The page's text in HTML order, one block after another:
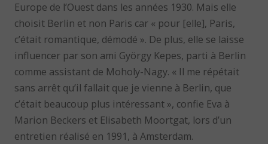
Europe de l’Ouest dans les années 1930. Mais elle
choisit Berlin et non Paris car « pour [elle], Paris,
c’était romantique, démodé ». De plus, elle se laisse
influencer par son ami György Kepes, parti à Berlin
comme assistant de Moholy-Nagy. « Il me répétait
sans arrêt qu’il fallait que je vienne à Berlin, que
c’était beaucoup plus intéressant », confie Eva à
Marion Beckers et Elisabeth Moortgat, lors d’un
entretien réalisé en 1991, à Amsterdam.